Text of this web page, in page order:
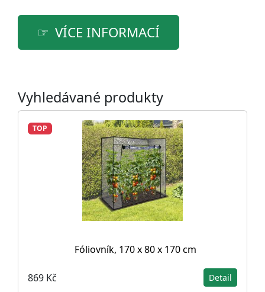
VÍCE INFORMACÍ
Vyhledávané produkty
TOP
Fóliovník, 170 x 80 x 170 cm
869 Kč Detail